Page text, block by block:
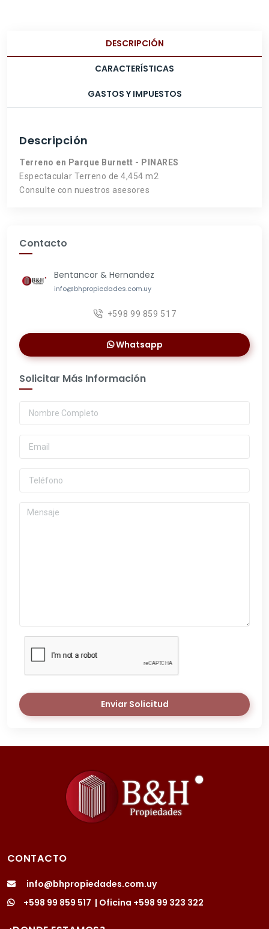
DESCRIPCIÓN
CARACTERÍSTICAS
GASTOS Y IMPUESTOS
Descripción
Terreno en Parque Burnett - PINARES
Espectacular Terreno de 4,454 m2
Consulte con nuestros asesores
Contacto
Bentancor & Hernandez
info@bhpropiedades.com.uy
+598 99 859 517
Whatsapp
Solicitar Más Información
Enviar Solicitud
CONTACTO
info@bhpropiedades.com.uy
+598 99 859 517 | Oficina +598 99 323 322